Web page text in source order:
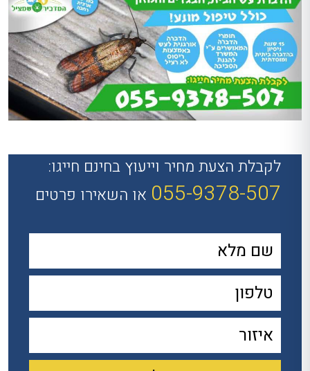
לקבלת הצעת מחיר וייעוץ בחינם חייגו:
055-9378-507 או השאירו פרטים